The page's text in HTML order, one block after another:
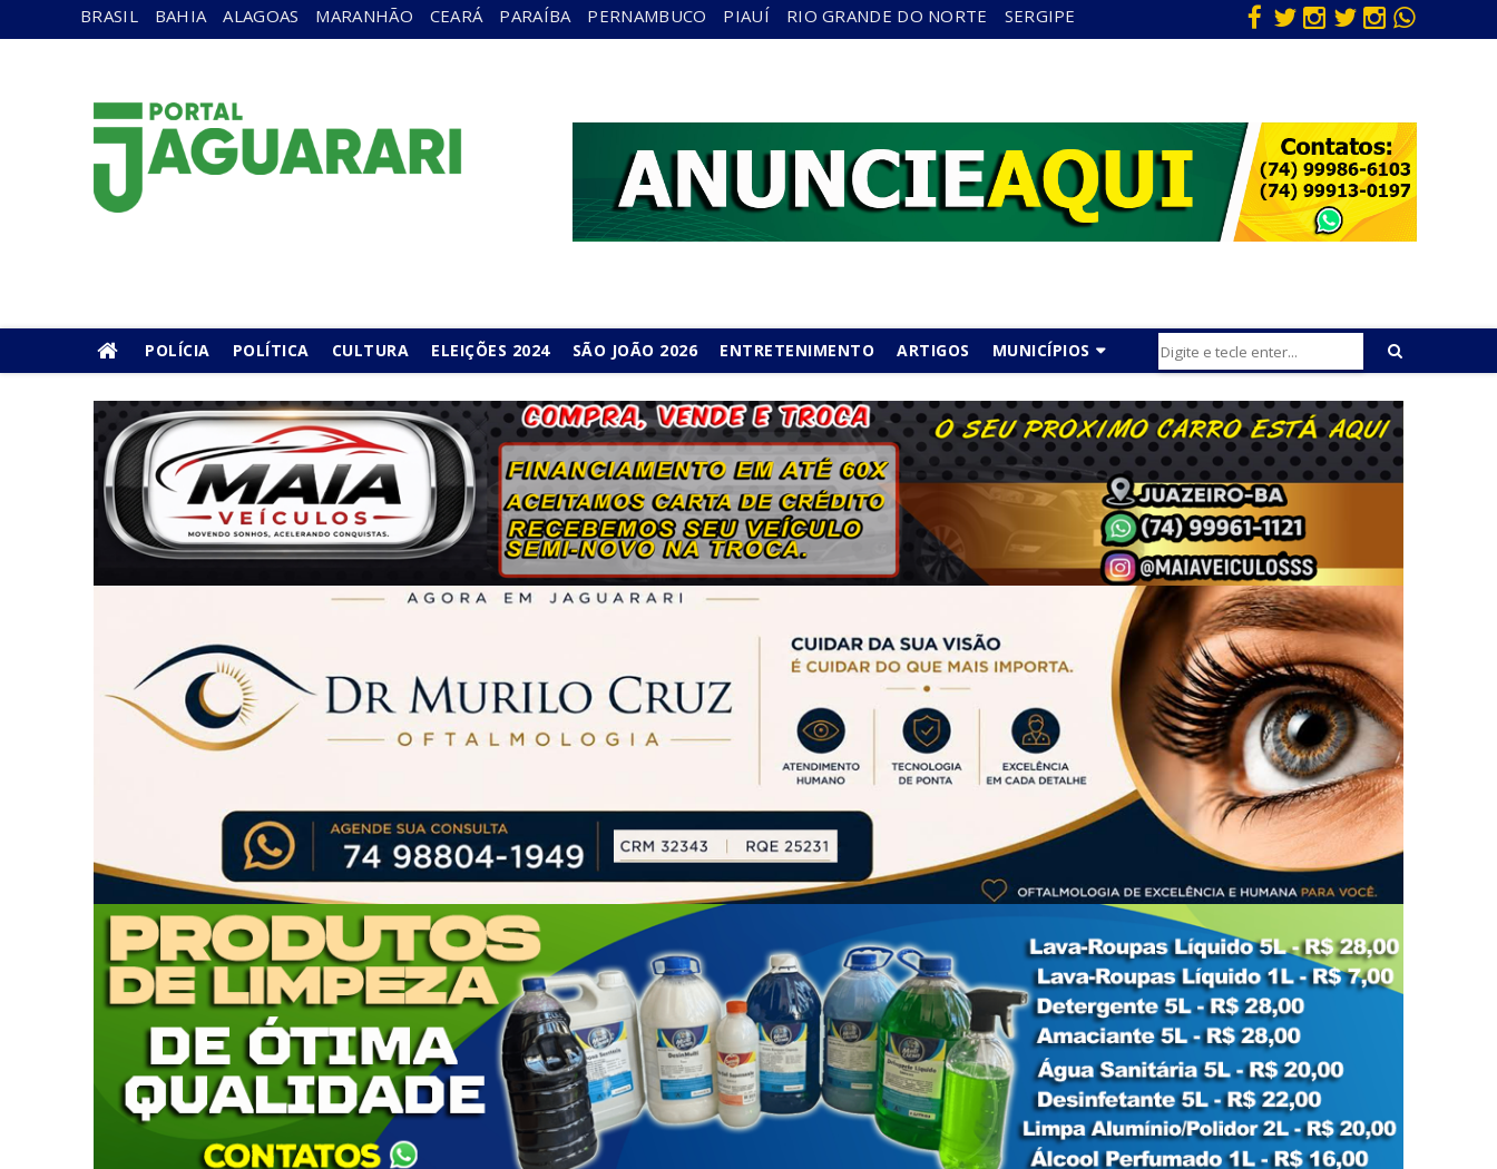
BRASIL BAHIA ALAGOAS MARANHÃO CEARÁ PARAÍBA PERNAMBUCO PIAUÍ RIO GRANDE DO NORTE SERGIPE
POLÍCIA POLÍTICA CULTURA ELEIÇÕES 2024 SÃO JOÃO 2026 ENTRETENIMENTO ARTIGOS MUNICÍPIOS